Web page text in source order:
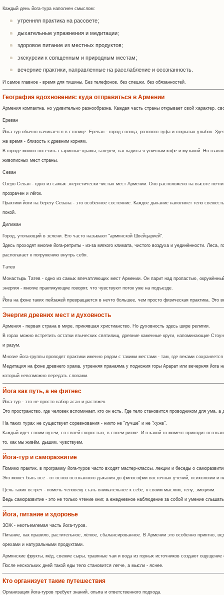
Каждый день йога-тура наполнен смыслом:
утренняя практика на рассвете;
дыхательные упражнения и медитации;
здоровое питание из местных продуктов;
экскурсии к священным и природным местам;
вечерние практики, направленные на расслабление и осознанность.
И самое главное - время для тишины. Без телефонов, без спешки, без обязанностей.
География вдохновения: куда отправиться в Армении
Армения компактна, но удивительно разнообразна. Каждая часть страны открывает свой характер,
Ереван
Йога-тур обычно начинается в столице. Ереван - город солнца, розового туфа и открытых улыбок.
же время - близость к древним корням.
В городе можно посетить старинные храмы, галереи, насладиться уличным кофе и музыкой. Но
живописных мест страны.
Севан
Озеро Севан - одно из самых энергетически чистых мест Армении. Оно расположено на высоте
прозрачен и лёгок.
Практики йоги на берегу Севана - это особенное состояние. Каждое дыхание наполняет тело
покой.
Дилижан
Город, утопающий в зелени. Его часто называют "армянской Швейцарией".
Здесь проходят многие йога-ретриты - из-за мягкого климата, чистого воздуха и уединённости.
располагает к погружению внутрь себя.
Татев
Монастырь Татев - одно из самых впечатляющих мест Армении. Он парит над пропастью,
энергия - многие практикующие говорят, что чувствуют поток уже на подъезде.
Йога на фоне таких пейзажей превращается в нечто большее, чем просто физическая практика. Это
Энергия древних мест и духовность
Армения - первая страна в мире, принявшая христианство. Но духовность здесь шире религии.
В горах можно встретить остатки языческих святилищ, древние каменные круги, напоминающие
и разум.
Многие йога-группы проводят практики именно рядом с такими местами - там, где веками
Медитация на фоне древнего храма, утренняя пранаяма у подножия горы Арарат или вечерняя йога
который невозможно передать словами.
Йога как путь, а не фитнес
Йога-тур - это не просто набор асан и растяжек.
Это пространство, где человек вспоминает, кто он есть. Где тело становится проводником для ума,
На таких турах не существует соревнования - никто не "лучше" и не "хуже".
Каждый идёт своим путём, со своей скоростью, в своём ритме. И в какой-то момент приходит
то, как мы живём, дышим, чувствуем.
Йога-тур и саморазвитие
Помимо практик, в программу йога-туров часто входят мастер-классы, лекции и беседы о
Это может быть всё - от основ осознанного дыхания до философии восточных учений, психологии и
Цель таких встреч - помочь человеку стать внимательнее к себе, к своим мыслям, телу, эмоциям.
Ведь саморазвитие - это не только чтение книг, а ежедневное наблюдение за собой и умение
Йога, питание и здоровье
ЗОЖ - неотъемлемая часть йога-туров.
Питание, как правило, растительное, лёгкое, сбалансированное. В Армении это особенно приятно,
орехами и натуральными продуктами.
Армянские фрукты, мёд, свежие сыры, травяные чаи и вода из горных источников создают ощущение
После нескольких дней такой еды тело становится легче, а мысли - яснее.
Кто организует такие путешествия
Организация йога-туров требует знаний, опыта и ответственного подхода.